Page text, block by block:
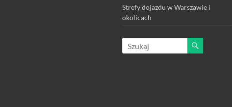
Strefy dojazdu w Warszawie i
okolicach